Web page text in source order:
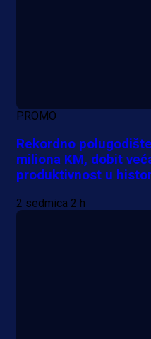
PROMO
Rekordno
miliona KM, dobit
produktivnost u
2 sedmica 2 h